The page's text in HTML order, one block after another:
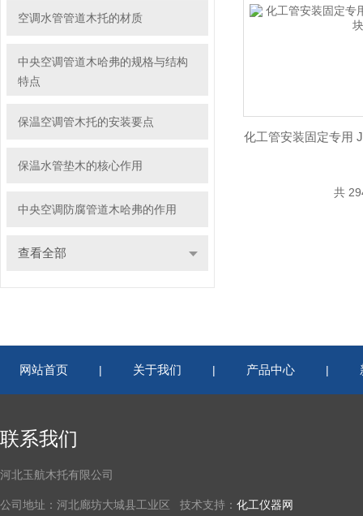
空调水管管道木托的材质
中央空调管道木哈弗的规格与结构
特点
保温空调管木托的安装要点
保温水管垫木的核心作用
中央空调防腐管道木哈弗的作用
查看全部
化工管安装固定专用
共
网站首页 | 关于我们 | 产品中心 |
联系我们
河北玉航木托有限公司
公司地址：河北廊坊大城县工业区 技术支持： 化工仪器网